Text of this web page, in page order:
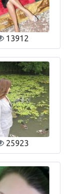
13912
25923